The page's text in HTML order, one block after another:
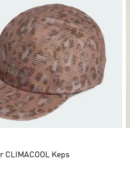
CLIMACOOL Keps